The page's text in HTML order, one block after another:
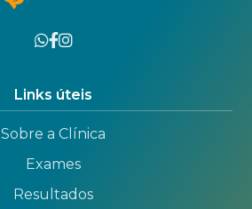
Links úteis
Sobre a Clínica
Exames
Resultados